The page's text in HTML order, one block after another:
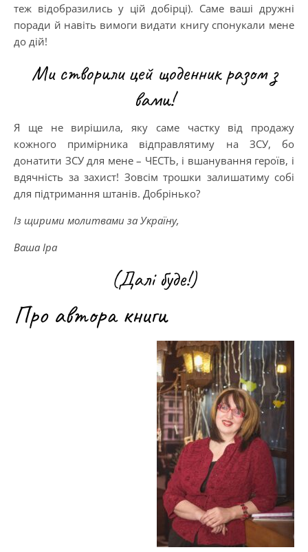
теж відобразились у цій добірці). Саме ваші дружні
поради й навіть вимоги видати книгу спонукали мене
до дій!
Ми створили цей щоденник разом з
вами!
Я ще не вирішила, яку саме частку від продажу
кожного примірника відправлятиму на ЗСУ, бо
донатити ЗСУ для мене – ЧЕСТЬ, і вшанування героїв, і
вдячність за захист! Зовсім трошки залишатиму собі
для підтримання штанів. Добрінько?
Із щирими молитвами за Україну,
Ваша Іра
(Далі буде!)
Про автора книги